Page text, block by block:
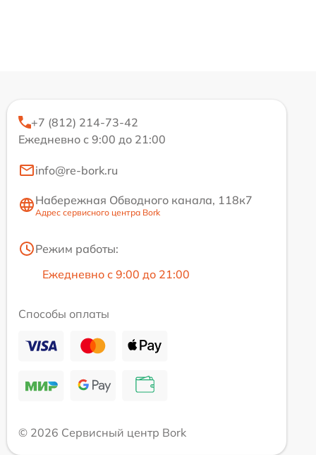
+7 (812) 214-73-42
Ежедневно с 9:00 до 21:00
info@re-bork.ru
Набережная Обводного канала, 118к7
Адрес сервисного центра Bork
Режим работы:
Ежедневно с 9:00 до 21:00
Способы оплаты
© 2026 Сервисный центр Bork